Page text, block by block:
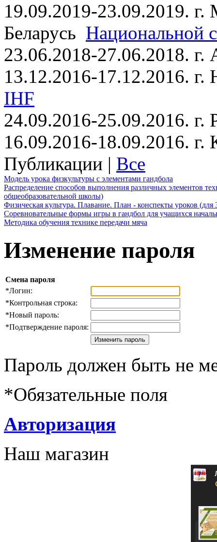
19.09.2019-23.09.2019. г.
Беларусь Национальной
23.06.2018-27.06.2018.
13.12.2016-17.12.2016.
IHF
24.09.2016-25.09.2016. г.
16.09.2016-18.09.2016.
Публикации | Все
Модель урока физкультуры с элементами гандбола
Распределение способов выполнения различных элементов
общеобразовательной школы)
Физическая культура. Плавание. План - конспекты уроков (для
Соревновательные формы игры в гандбол для учащихся
Методика обучения технике передачи мяча
Изменение пароля
Смена пароля
*Логин:
*Контрольная строка:
*Новый пароль:
*Подтверждение пароля:
Пароль должен быть не
*Обязательные поля
Авторизация
Наш магазин